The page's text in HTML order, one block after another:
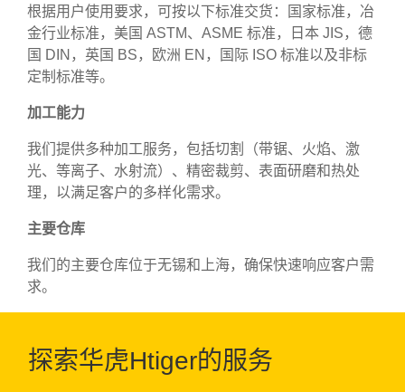
根据用户使用要求，可按以下标准交货：国家标准，冶
金行业标准，美国 ASTM、ASME 标准，日本 JIS，德
国 DIN，英国 BS，欧洲 EN，国际 ISO 标准以及非标
定制标准等。
加工能力
我们提供多种加工服务，包括切割（带锯、火焰、激
光、等离子、水射流）、精密裁剪、表面研磨和热处
理，以满足客户的多样化需求。
主要仓库
我们的主要仓库位于无锡和上海，确保快速响应客户需
求。
探索华虎Htiger的服务